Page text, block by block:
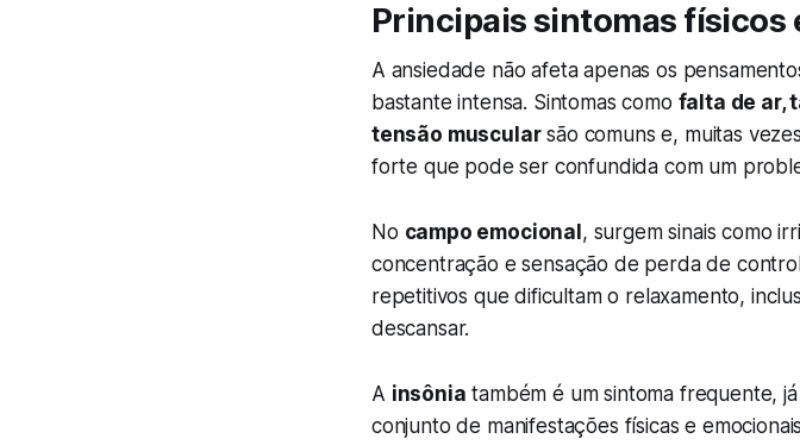
Principais sintomas físicos
A ansiedade não afeta apenas os
bastante intensa. Sintomas como falta de ar,
tensão muscularsão comuns e, muitas
forte que pode ser confundida com um
No campo emocional , surgem sinais como
concentração e sensação de perda de
repetitivos que dificultam o relaxamento,
descansar.
A insônia também é um sintoma frequente,
conjunto de manifestações físicas e